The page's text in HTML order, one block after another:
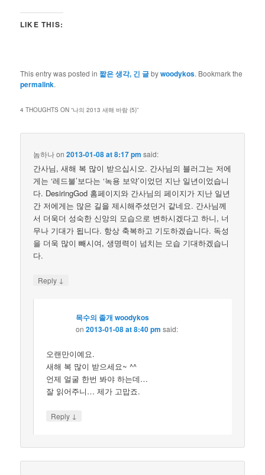
LIKE THIS:
This entry was posted in짧은 생각, 긴 글bywoodykos. Bookmark the
permalink.
4 THOUGHTS ON “나의 2013 새해 바람 (5)”
놈하나on2013-01-08 at 8:17 pm said:
간사님, 새해 복 많이 받으십시오. 간사님의 블러그는 저에
게는 ‘레드불’보다는 ‘녹용 보약’이었던 지난 일년이었습니
다. DesiringGod 홈페이지와 간사님의 페이지가 지난 일년
간 저에게는 많은 길을 제시해주셨던거 같네요. 간사님께
서 더욱더 성숙한 신앙의 모습으로 변하시겠다고 하니, 너
무나 기대가 됩니다. 항상 축복하고 기도하겠습니다. 독성
을 더욱 많이 빼시여, 생명력이 넘치는 모습 기대하겠습니
다.
Reply ↓
목수의 졸개 woodykos
on2013-01-08 at 8:40 pm said:
오랜만이예요.
새해 복 많이 받으세요~ ^^
언제 얼굴 한번 봐야 하는데…
잘 읽어주니… 제가 고맙죠.
Reply ↓